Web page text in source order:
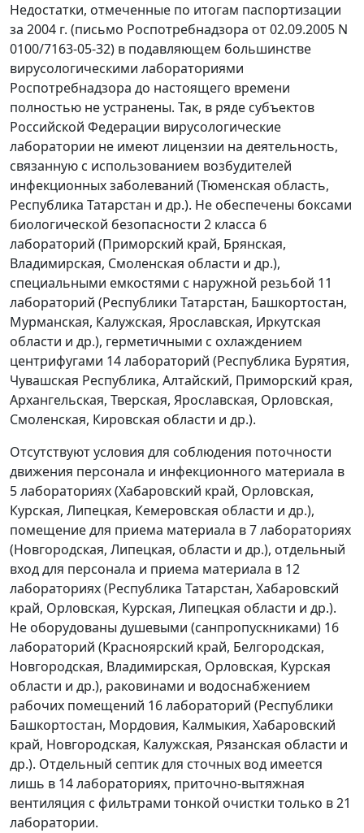
Недостатки, отмеченные по итогам паспортизации
за 2004 г. (письмо Роспотребнадзора от 02.09.2005 N
0100/7163-05-32) в подавляющем большинстве
вирусологическими лабораториями
Роспотребнадзора до настоящего времени
полностью не устранены. Так, в ряде субъектов
Российской Федерации вирусологические
лаборатории не имеют лицензии на деятельность,
связанную с использованием возбудителей
инфекционных заболеваний (Тюменская область,
Республика Татарстан и др.). Не обеспечены боксами
биологической безопасности 2 класса 6
лабораторий (Приморский край, Брянская,
Владимирская, Смоленская области и др.),
специальными емкостями с наружной резьбой 11
лабораторий (Республики Татарстан, Башкортостан,
Мурманская, Калужская, Ярославская, Иркутская
области и др.), герметичными с охлаждением
центрифугами 14 лабораторий (Республика Бурятия,
Чувашская Республика, Алтайский, Приморский края,
Архангельская, Тверская, Ярославская, Орловская,
Смоленская, Кировская области и др.).
Отсутствуют условия для соблюдения поточности
движения персонала и инфекционного материала в
5 лабораториях (Хабаровский край, Орловская,
Курская, Липецкая, Кемеровская области и др.),
помещение для приема материала в 7 лабораториях
(Новгородская, Липецкая, области и др.), отдельный
вход для персонала и приема материала в 12
лабораториях (Республика Татарстан, Хабаровский
край, Орловская, Курская, Липецкая области и др.).
Не оборудованы душевыми (санпропускниками) 16
лабораторий (Красноярский край, Белгородская,
Новгородская, Владимирская, Орловская, Курская
области и др.), раковинами и водоснабжением
рабочих помещений 16 лабораторий (Республики
Башкортостан, Мордовия, Калмыкия, Хабаровский
край, Новгородская, Калужская, Рязанская области и
др.). Отдельный септик для сточных вод имеется
лишь в 14 лабораториях, приточно-вытяжная
вентиляция с фильтрами тонкой очистки только в 21
лаборатории.